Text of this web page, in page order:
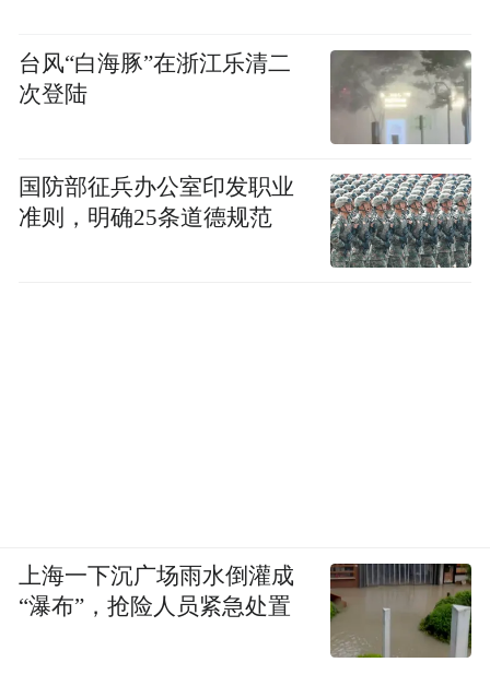
台风“白海豚”在浙江乐清二
次登陆
国防部征兵办公室印发职业
准则，明确25条道德规范
上海一下沉广场雨水倒灌成
“瀑布”，抢险人员紧急处置